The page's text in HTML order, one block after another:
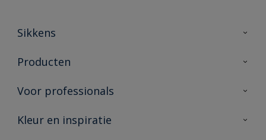
Sikkens
Over Sikkens
Duurzaamheid
Producten
Producten voor binnen
Vind je verkooppunt
Voor professionals
Advies & service
Kleur en inspiratie